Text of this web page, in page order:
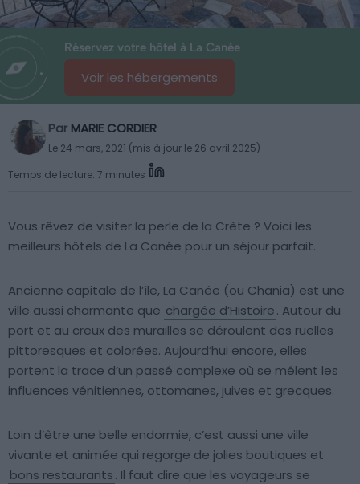
Réservez votre hôtel à La Canée
Voir les hébergements
Par MARIE CORDIER
Le 24 mars, 2021 (mis à jour le 26 avril 2025)
Temps de lecture: 7 minutes
Vous rêvez de visiter la perle de la Crète ? Voici les
meilleurs hôtels de La Canée pour un séjour parfait.
Ancienne capitale de l’île, La Canée (ou Chania) est une
ville aussi charmante que chargée d’Histoire. Autour du
port et au creux des murailles se déroulent des ruelles
pittoresques et colorées. Aujourd’hui encore, elles
portent la trace d’un passé complexe où se mêlent les
influences vénitiennes, ottomanes, juives et grecques.
Loin d’être une belle endormie, c’est aussi une ville
vivante et animée qui regorge de jolies boutiques et
bons restaurants. Il faut dire que les voyageurs se